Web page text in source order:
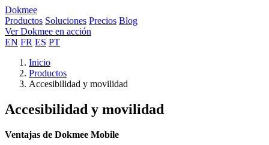
Dokmee
Productos Soluciones Precios Blog
Ver Dokmee en acción
EN FR ES PT
Inicio
Productos
Accesibilidad y movilidad
Accesibilidad y movilidad
Ventajas de Dokmee Mobile